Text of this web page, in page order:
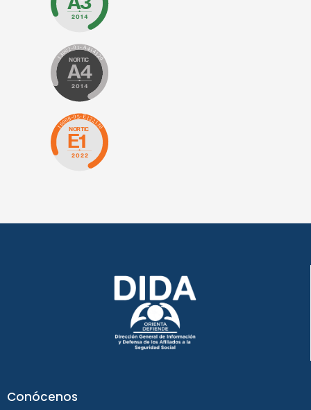
Conócenos